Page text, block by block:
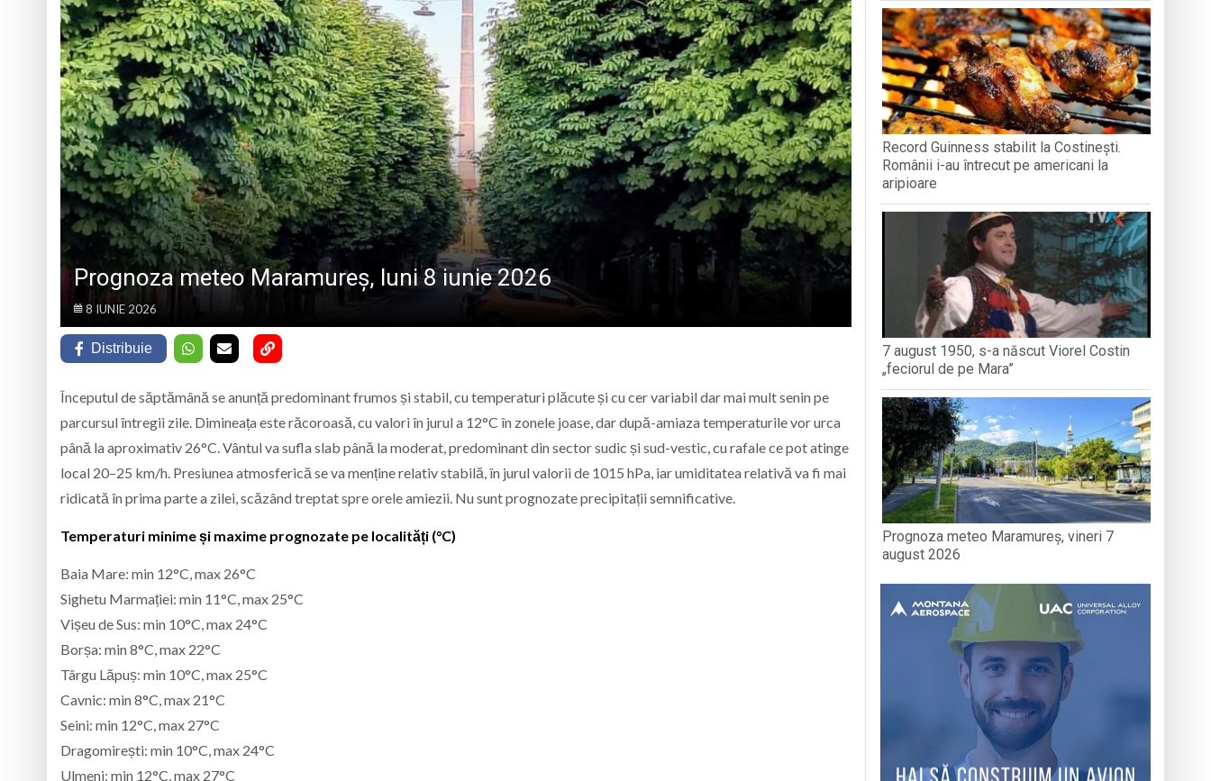
Urmează o duminică plină de muzică, dans și sport pe Câmpul Tineretului din Baia Mare
Caravana Cloud Regional Nord-Vest în Baia Mare: Un pas spre digitalizarea administrației publice
Trei seri despre gândire, emoții și sănătate, la Vișeu de Sus
Eveniment special la Baia Mare, la 570 de ani de la moartea lui Iancu de Hunedoara
Prognoza meteo Maramureș, luni 8 iunie 2026
8 IUNIE 2026
Distribuie
Începutul de săptămână se anunță predominant frumos și stabil, cu temperaturi plăcute și cu cer variabil dar mai mult senin pe
parcursul întregii zile. Dimineața este răcoroasă, cu valori în jurul a 12°C în zonele joase, dar după-amiaza temperaturile vor urca
până la aproximativ 26°C. Vântul va sufla slab până la moderat, predominant din sector sudic și sud-vestic, cu rafale ce pot atinge
local 20–25 km/h. Presiunea atmosferică se va menține relativ stabilă, în jurul valorii de 1015 hPa, iar umiditatea relativă va fi mai
ridicată în prima parte a zilei, scăzând treptat spre orele amiezii. Nu sunt prognozate precipitații semnificative.
Temperaturi minime și maxime prognozate pe localități (°C)
Baia Mare: min 12°C, max 26°C
Sighetu Marmației: min 11°C, max 25°C
Vișeu de Sus: min 10°C, max 24°C
Borșa: min 8°C, max 22°C
Târgu Lăpuș: min 10°C, max 25°C
Cavnic: min 8°C, max 21°C
Seini: min 12°C, max 27°C
Dragomirești: min 10°C, max 24°C
Ulmeni: min 12°C, max 27°C
Record Guinness stabilit la Costinești.
Românii i-au întrecut pe americani la
aripioare
7 august 1950, s-a născut Viorel Costin
„feciorul de pe Mara”
Prognoza meteo Maramureș, vineri 7
august 2026